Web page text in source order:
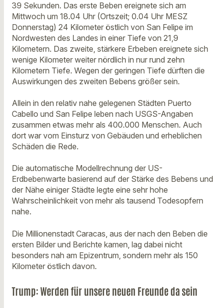
39 Sekunden. Das erste Beben ereignete sich am
Mittwoch um 18.04 Uhr (Ortszeit; 0.04 Uhr MESZ
Donnerstag) 24 Kilometer östlich von San Felipe im
Nordwesten des Landes in einer Tiefe von 21,9
Kilometern. Das zweite, stärkere Erbeben ereignete sich
wenige Kilometer weiter nördlich in nur rund zehn
Kilometern Tiefe. Wegen der geringen Tiefe dürften die
Auswirkungen des zweiten Bebens größer sein.
Allein in den relativ nahe gelegenen Städten Puerto
Cabello und San Felipe leben nach USGS-Angaben
zusammen etwas mehr als 400.000 Menschen. Auch
dort war vom Einsturz von Gebäuden und erheblichen
Schäden die Rede.
Die automatische Modellrechnung der US-
Erdbebenwarte basierend auf der Stärke des Bebens und
der Nähe einiger Städte legte eine sehr hohe
Wahrscheinlichkeit von mehr als tausend Todesopfern
nahe.
Die Millionenstadt Caracas, aus der nach den Beben die
ersten Bilder und Berichte kamen, lag dabei nicht
besonders nah am Epizentrum, sondern mehr als 150
Kilometer östlich davon.
Trump: Werden für unsere neuen Freunde da sein